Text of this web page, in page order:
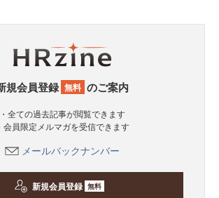
規会員登録 無料 のご案内
・全ての過去記事が閲覧できます
会員限定メルマガを受信できます
メールバックナンバー
新規会員登録 無料